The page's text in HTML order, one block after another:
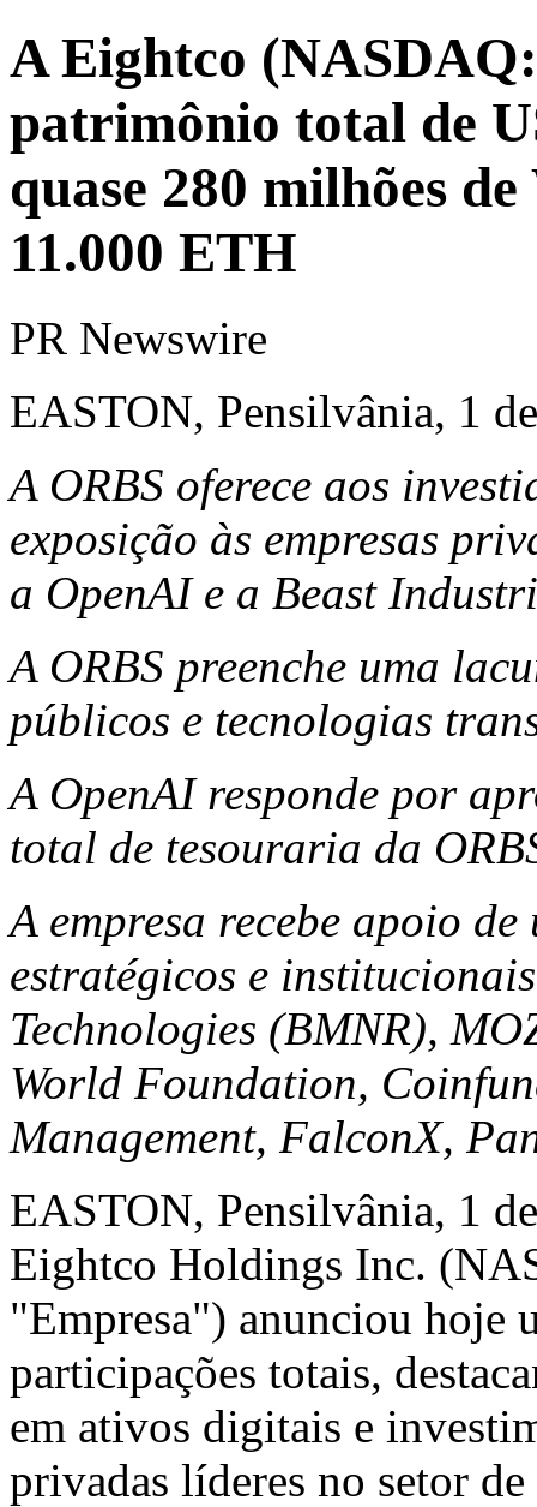
A Eightco
patrimônio total de
quase 280 milhões
11.000 ETH
PR Newswire
EASTON, Pensilvânia, 1
A ORBS oferece aos
exposição às empresas
a OpenAI e a Beast
A ORBS preenche uma
públicos e tecnologias
A OpenAI responde por
total de tesouraria da
A empresa recebe apoio
estratégicos e
Technologies (BMNR),
World Foundation,
Management, FalconX,
EASTON, Pensilvânia, 1
Eightco Holdings Inc.
"Empresa") anunciou hoje
participações totais,
em ativos digitais e
privadas líderes no setor